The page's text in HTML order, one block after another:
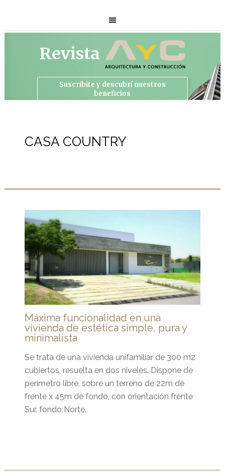
Revista
Suscribite y descubrí nuestros
beneficios
CASA COUNTRY
Máxima funcionalidad en una
vivienda de estética simple, pura y
minimalista
Se trata de una vivienda unifamiliar de 300 m2
cubiertos, resuelta en dos niveles. Dispone de
perímetro libre, sobre un terreno de 22m de
frente x 45m de fondo, con orientación frente
Sur, fondo Norte.